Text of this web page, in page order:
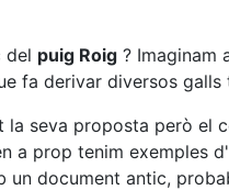
del puig Roig ? Imaginam
fa derivar diversos
la seva proposta però
a prop tenim exemples
document antic,